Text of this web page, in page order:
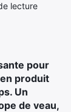
lecture
pour
produit
Un
de veau,